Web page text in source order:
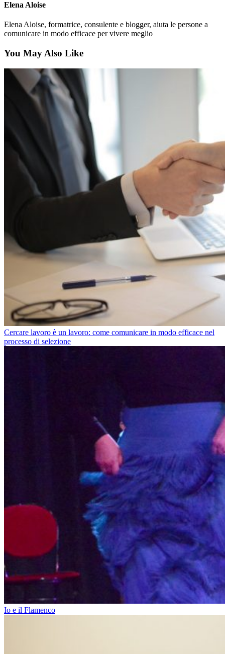
Elena Aloise
Elena Aloise, formatrice, consulente e blogger, aiuta le persone a
comunicare in modo efficace per vivere meglio
You May Also Like
Cercare lavoro è un lavoro: come comunicare in modo efficace nel
processo di selezione
Io e il Flamenco